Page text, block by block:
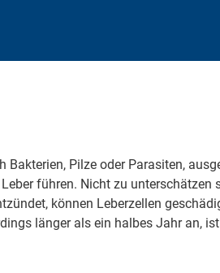
Bakterien, Pilze oder Parasiten,
führen. Nicht zu unterschätzen
können Leberzellen
länger als ein halbes Jahr an,